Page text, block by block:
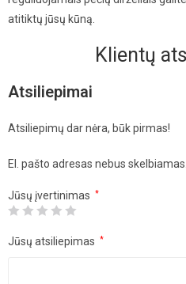
atitiktų jūsų kūną.
Klientų
Atsiliepimai
Atsiliepimų dar nėra, būk pirmas!
El. pašto adresas nebus skelbiamas.
Jūsų įvertinimas *
Jūsų atsiliepimas *